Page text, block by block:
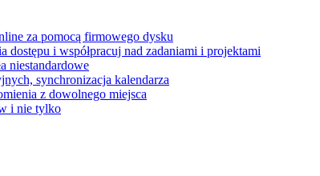
za pomocą firmowego dysku
i współpracuj nad zadaniami i projektami
niestandardowe
synchronizacja kalendarza
z dowolnego miejsca
i nie tylko